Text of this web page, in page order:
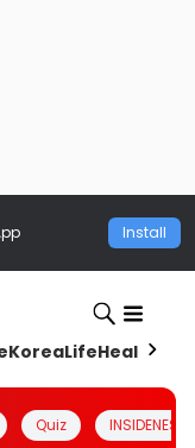
Install
KoreaLifeHealth
Quiz INSIDENESIA